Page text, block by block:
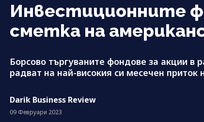
Инвестиционните
сметка на
Борсово търгуваните фондове за акции в
радват на най-високия си месечен приток
Darik Business Review
09 Февруари 2023